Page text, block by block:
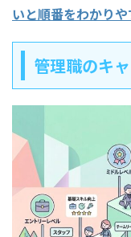
いと順番をわかり
管理職のキ